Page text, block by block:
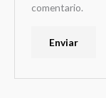
comentario.